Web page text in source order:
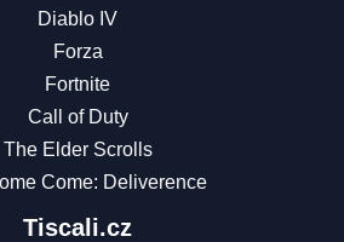
Diablo IV
Forza
Fortnite
Call of Duty
The Elder Scrolls
Come: Deliverence
Tiscali.cz